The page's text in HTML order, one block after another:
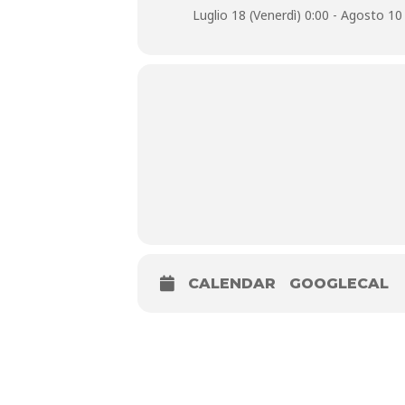
Luglio 18 (Venerdì) 0:00 - Agosto
CALENDAR GOOGLECAL